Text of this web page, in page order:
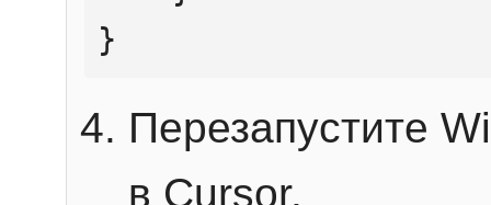
}
Перезапустите
в Cursor.